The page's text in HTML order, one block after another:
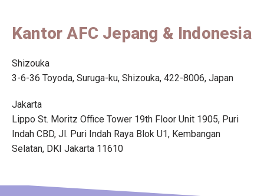
Kantor AFC Jepang & Indonesia
Shizouka
3-6-36 Toyoda, Suruga-ku, Shizouka, 422-8006, Japan
Jakarta
Lippo St. Moritz Office Tower 19th Floor Unit 1905, Puri
Indah CBD, Jl. Puri Indah Raya Blok U1, Kembangan
Selatan, DKI Jakarta 11610